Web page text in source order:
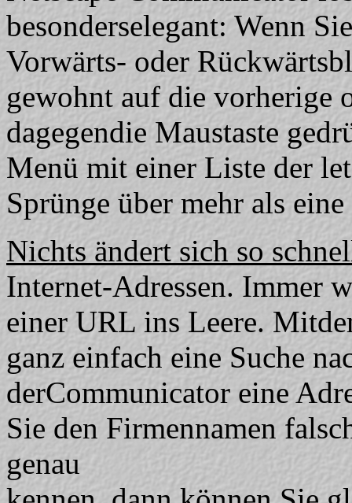
besonderselegant: Wenn
Vorwärts- oder
gewohnt auf die vorherige
dagegendie Maustaste
Menü mit einer Liste der
Sprünge über mehr als
Nichts ändert sich so
Internet-Adressen. Immer
einer URL ins Leere.
ganz einfach eine Suche
derCommunicator eine
Sie den Firmennamen
genau